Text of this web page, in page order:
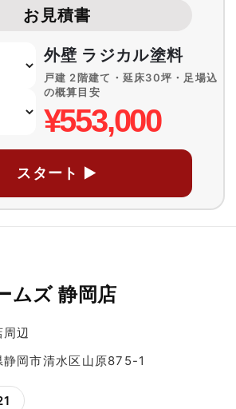
お見積書
外壁 ラジカル塗料
戸建 2階建て・延床30坪・足場込
の概算目安
¥553,000
スタート ▶
ムズ 静岡店
辺
静岡市清水区山原875-1